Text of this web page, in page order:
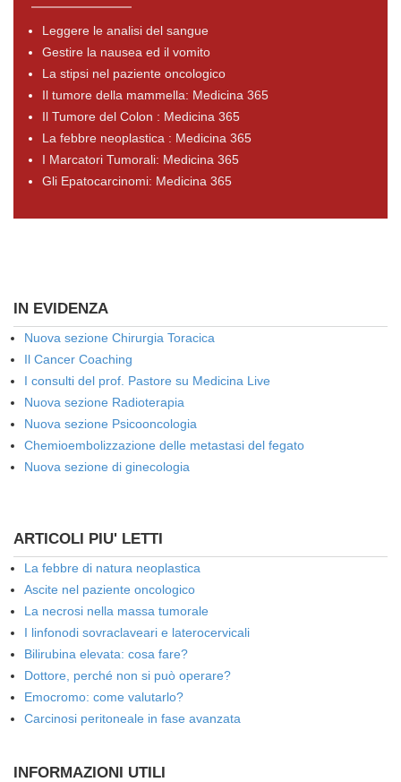
Leggere le analisi del sangue
Gestire la nausea ed il vomito
La stipsi nel paziente oncologico
Il tumore della mammella: Medicina 365
Il Tumore del Colon : Medicina 365
La febbre neoplastica : Medicina 365
I Marcatori Tumorali: Medicina 365
Gli Epatocarcinomi: Medicina 365
IN EVIDENZA
Nuova sezione Chirurgia Toracica
Il Cancer Coaching
I consulti del prof. Pastore su Medicina Live
Nuova sezione Radioterapia
Nuova sezione Psicooncologia
Chemioembolizzazione delle metastasi del fegato
Nuova sezione di ginecologia
ARTICOLI PIU' LETTI
La febbre di natura neoplastica
Ascite nel paziente oncologico
La necrosi nella massa tumorale
I linfonodi sovraclaveari e laterocervicali
Bilirubina elevata: cosa fare?
Dottore, perché non si può operare?
Emocromo: come valutarlo?
Carcinosi peritoneale in fase avanzata
INFORMAZIONI UTILI